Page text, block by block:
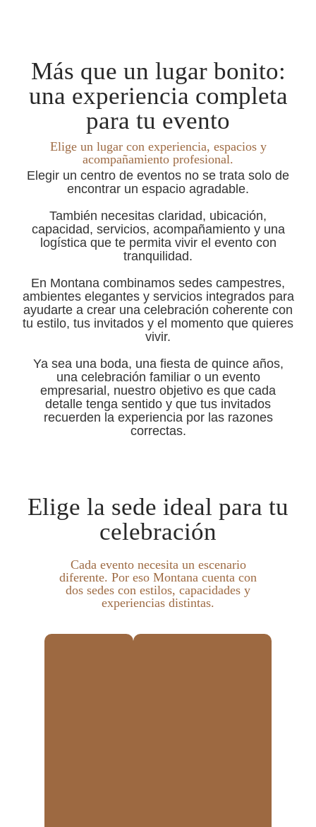
Más que un lugar bonito:
una experiencia completa
para tu evento
Elige un lugar con experiencia, espacios y
acompañamiento profesional.
Elegir un centro de eventos no se trata solo de
encontrar un espacio agradable.
También necesitas claridad, ubicación,
capacidad, servicios, acompañamiento y una
logística que te permita vivir el evento con
tranquilidad.
En Montana combinamos sedes campestres,
ambientes elegantes y servicios integrados para
ayudarte a crear una celebración coherente con
tu estilo, tus invitados y el momento que quieres
vivir.
Ya sea una boda, una fiesta de quince años,
una celebración familiar o un evento
empresarial, nuestro objetivo es que cada
detalle tenga sentido y que tus invitados
recuerden la experiencia por las razones
correctas.
Elige la sede ideal para tu
celebración
Cada evento necesita un escenario
diferente. Por eso Montana cuenta con
dos sedes con estilos, capacidades y
experiencias distintas.